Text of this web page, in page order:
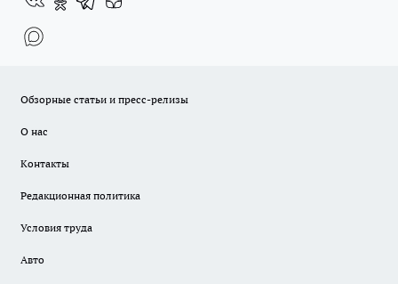
Обзорные статьи и пресс-релизы
О нас
Контакты
Редакционная политика
Условия труда
Авто